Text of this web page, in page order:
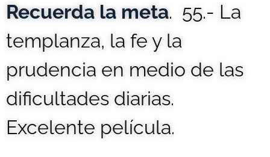
Recuerda la meta. 55.- La
templanza, la fe y la
prudencia en medio de las
dificultades diarias.
Excelente película.